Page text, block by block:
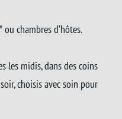
chambres d’hôtes.
les midis, dans des coins
choisis avec soin pour